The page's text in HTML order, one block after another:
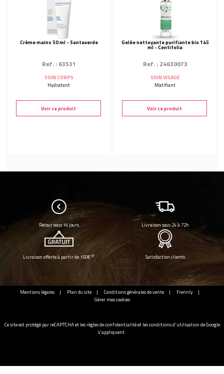
Crème mains 50 ml - Santaverde
Ref. : 63531
SOIN CORPS
Hydratant
Voir ce produit
Gelée nettoyante purifiante bio 145
ml - Centifolia
Ref. : 24630073
SOIN VISAGE
Matifiant
Voir ce produit
Retour sous 14 jours Livraison sous 24 à 72h
Livraison offerte à partir de 150€HT Satisfaction clients
Mentions légales Plan du site Conditions générales de vente
Frennly
Gérer mes cookies
Ce site est protégé par reCAPTCHA et les règles de confidentialitéet lesconditions d'utilisation de Google
s'appliquent.